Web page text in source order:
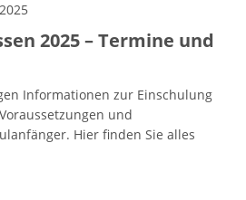
2025 – Termine und
Informationen zur Einschulung
und
Hier finden Sie alles